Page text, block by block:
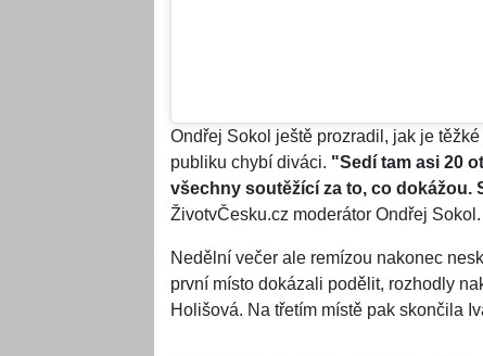
Ondřej Sokol ještě prozradil, jak je
publiku chybí diváci. "Sedí tam asi 20
všechny soutěžící za to, co dokážou.
ŽivotvČesku.cz moderátor Ondřej Sokol.
Nedělní večer ale remízou nakonec
první místo dokázali podělit, rozhodly
Holišová. Na třetím místě pak skončila